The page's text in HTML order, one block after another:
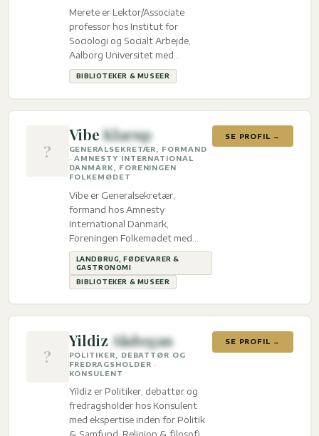
Merete er Lektor/Associate
professor hos Institut for
Sociologi og Socialt Arbejde,
Aalborg Universitet med
ekspertise inden for Biblioteker
& Museer.
BIBLIOTEKER & MUSEER
?
VibeKlarup
GENERALSEKRETÆR, FORMAND
· AMNESTY INTERNATIONAL
DANMARK, FORENINGEN
FOLKEMØDET
Vibe er Generalsekretær,
formand hos Amnesty
International Danmark,
Foreningen Folkemødet med
ekspertise inden for Landbrug,
fødevarer & gastronomi og
Biblioteker & Museer.
LANDBRUG, FØDEVARER &
GASTRONOMI
BIBLIOTEKER & MUSEER
SE PROFIL →
?
Yildiz Akdogan
POLITIKER, DEBATTØR OG
FREDRAGSHOLDER ·
KONSULENT
Yildiz er Politiker, debattør og
fredragsholder hos Konsulent
med ekspertise inden for Politik
SE PROFIL →